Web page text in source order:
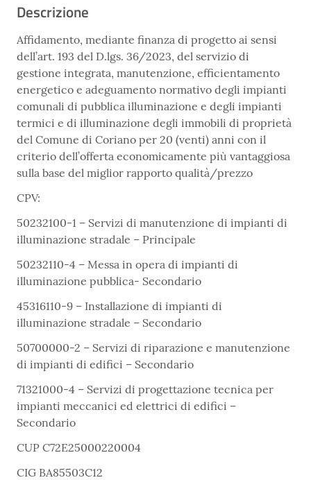
Descrizione
Affidamento, mediante finanza di progetto ai sensi
dell’art. 193 del D.lgs. 36/2023, del servizio di
gestione integrata, manutenzione, efficientamento
energetico e adeguamento normativo degli impianti
comunali di pubblica illuminazione e degli impianti
termici e di illuminazione degli immobili di proprietà
del Comune di Coriano per 20 (venti) anni con il
criterio dell’offerta economicamente più vantaggiosa
sulla base del miglior rapporto qualità/prezzo
CPV:
50232100-1 – Servizi di manutenzione di impianti di
illuminazione stradale – Principale
50232110-4 – Messa in opera di impianti di
illuminazione pubblica- Secondario
45316110-9 – Installazione di impianti di
illuminazione stradale – Secondario
50700000-2 – Servizi di riparazione e manutenzione
di impianti di edifici – Secondario
71321000-4 – Servizi di progettazione tecnica per
impianti meccanici ed elettrici di edifici –
Secondario
CUP C72E25000220004
CIG BA85503C12